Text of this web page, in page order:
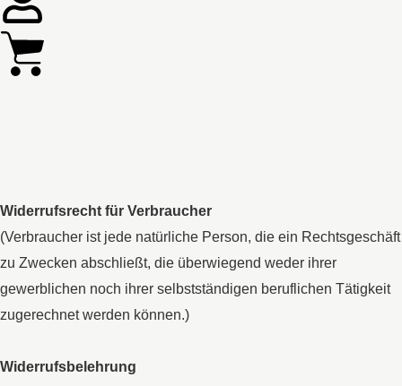
Widerrufsrecht für Verbraucher
(Verbraucher ist jede natürliche Person, die ein Rechtsgeschäft
zu Zwecken abschließt, die überwiegend weder ihrer
gewerblichen noch ihrer selbstständigen beruflichen Tätigkeit
zugerechnet werden können.)
Widerrufsbelehrung